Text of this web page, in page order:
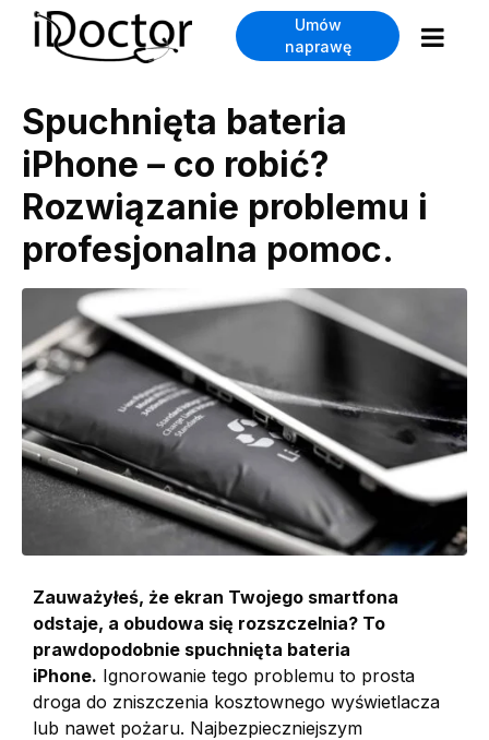
Umów
naprawę
Spuchnięta bateria
iPhone – co robić?
Rozwiązanie problemu i
profesjonalna pomoc.
Zauważyłeś, że ekran Twojego smartfona
odstaje, a obudowa się rozszczelnia? To
prawdopodobnie spuchnięta bateria
iPhone. Ignorowanie tego problemu to prosta
droga do zniszczenia kosztownego wyświetlacza
lub nawet pożaru. Najbezpieczniejszym